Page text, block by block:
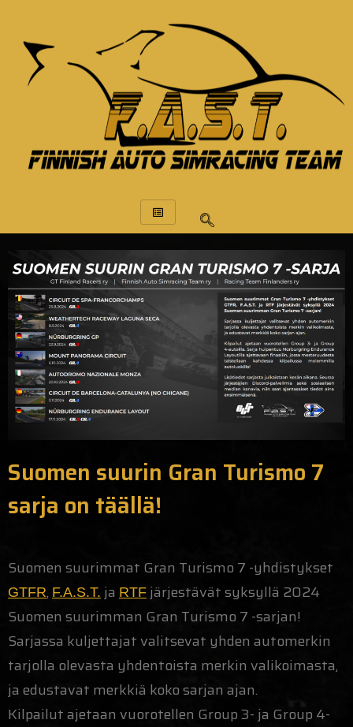
Suomen suurin Gran Turismo 7
sarja on täällä!
Suomen suurimmat Gran Turismo 7 -yhdistykset
GTFR, F.A.S.T. ja RTF järjestävät syksyllä 2024
Suomen suurimman Gran Turismo 7 -sarjan!
Sarjassa kuljettajat valitsevat yhden automerkin
tarjolla olevasta yhdentoista merkin valikoimasta,
ja edustavat merkkiä koko sarjan ajan.
Kilpailut ajetaan vuorotellen Group 3- ja Group 4-